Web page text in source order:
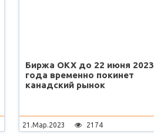
Биржа OKX до 22 июня 2023
года временно покинет
канадский рынок
21.Мар.2023 2174